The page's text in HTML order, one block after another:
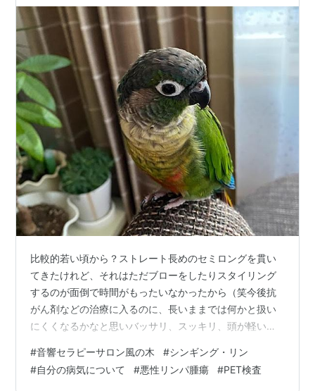
比較的若い頃から？ストレート長めのセミロングを貫い
てきたけれど、それはただブローをしたりスタイリング
するのが面倒で時間がもったいなかったから（笑今後抗
がん剤などの治療に入るのに、長いままでは何かと扱い
にくくなるかなと思いバッサリ、スッキリ、頭が軽い軽
たPET検査とはがん細胞が正常な細胞より多くのブドウ
糖を取り込む性質を利用し、微小ながんや全身への転移
#音響セラピーサロン風の木 #シンギング・リン
#自分の病気について #悪性リンパ腫瘍 #PET検査